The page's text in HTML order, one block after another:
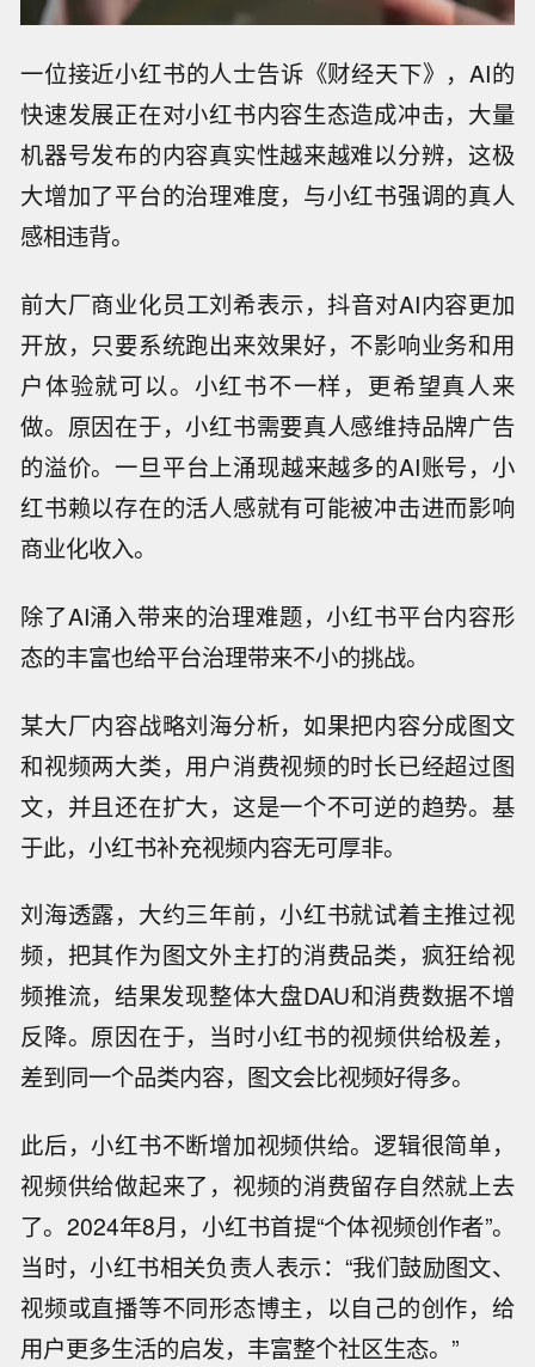
一位接近小红书的人士告诉《财经天下》，AI的
快速发展正在对小红书内容生态造成冲击，大量
机器号发布的内容真实性越来越难以分辨，这极
大增加了平台的治理难度，与小红书强调的真人
感相违背。
前大厂商业化员工刘希表示，抖音对AI内容更加
开放，只要系统跑出来效果好，不影响业务和用
户体验就可以。小红书不一样，更希望真人来
做。原因在于，小红书需要真人感维持品牌广告
的溢价。一旦平台上涌现越来越多的AI账号，小
红书赖以存在的活人感就有可能被冲击进而影响
商业化收入。
除了AI涌入带来的治理难题，小红书平台内容形
态的丰富也给平台治理带来不小的挑战。
某大厂内容战略刘海分析，如果把内容分成图文
和视频两大类，用户消费视频的时长已经超过图
文，并且还在扩大，这是一个不可逆的趋势。基
于此，小红书补充视频内容无可厚非。
刘海透露，大约三年前，小红书就试着主推过视
频，把其作为图文外主打的消费品类，疯狂给视
频推流，结果发现整体大盘DAU和消费数据不增
反降。原因在于，当时小红书的视频供给极差，
差到同一个品类内容，图文会比视频好得多。
此后，小红书不断增加视频供给。逻辑很简单，
视频供给做起来了，视频的消费留存自然就上去
了。2024年8月，小红书首提“个体视频创作者”。
当时，小红书相关负责人表示：“我们鼓励图文、
视频或直播等不同形态博主，以自己的创作，给
用户更多生活的启发，丰富整个社区生态。”